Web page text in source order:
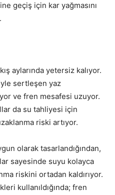
geçiş için kar yağmasını
aylarında yetersiz kalıyor.
sertleşen yaz
ve fren mesafesi uzuyor.
da su tahliyesi için
riski artıyor.
olarak tasarlandığından,
sayesinde suyu kolayca
riskini ortadan kaldırıyor.
kullanıldığında; fren